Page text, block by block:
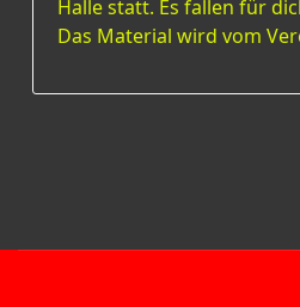
Halle statt. Es fallen für
Das Material wird vom